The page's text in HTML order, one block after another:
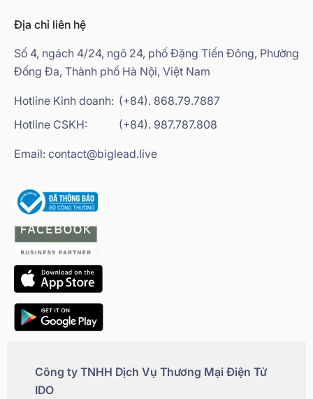
Địa chỉ liên hệ
Số 4, ngách 4/24, ngõ 24, phố Đặng Tiến Đông, Phường
Đống Đa, Thành phố Hà Nội, Việt Nam
Hotline Kinh doanh: (+84). 868.79.7887
Hotline CSKH:
(+84). 987.787.808
Email: contact@biglead.live
Công ty TNHH Dịch Vụ Thương Mại Điện Tử
IDO